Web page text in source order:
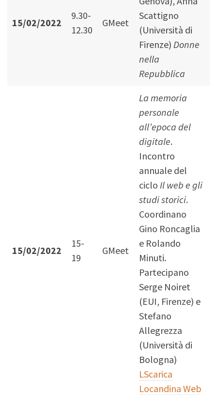
15/02/2022
9.30-
12.30
GMeet
Scattigno
(Università di
Firenze) Donne
nella
Repubblica
15/02/2022
15-
19
GMeet
La memoria
personale
all’epoca del
digitale.
Incontro
annuale del
ciclo Il web e gli
studi storici.
Coordinano
Gino Roncaglia
e Rolando
Minuti.
Partecipano
Serge Noiret
(EUI, Firenze) e
Stefano
Allegrezza
(Università di
Bologna)
LScarica
Locandina Web